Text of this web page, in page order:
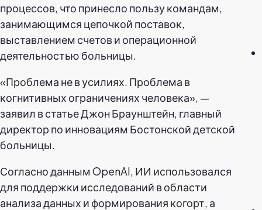
процессов, что принесло пользу командам,
занимающимся цепочкой поставок,
выставлением счетов и операционной
деятельностью больницы.
«Проблема не в усилиях. Проблема в
когнитивных ограничениях человека», —
заявил в статье Джон Браунштейн, главный
директор по инновациям Бостонской детской
больницы.
Согласно данным OpenAI, ИИ использовался
для поддержки исследований в области
анализа данных и формирования когорт, а